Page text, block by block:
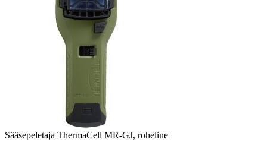
Sääsepeletaja ThermaCell MR-GJ, roheline